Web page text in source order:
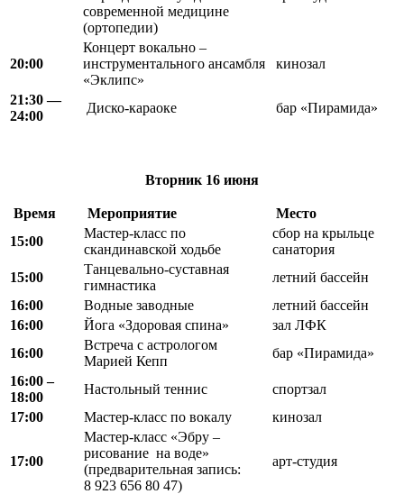
современной медицине
(ортопедии)
20:00
Концерт вокально –
инструментального ансамбля
«Эклипс»
кинозал
21:30 —
24:00
Диско-караоке бар «Пирамида»
Вторник 16 июня
Время Мероприятие
Место
15:00
Мастер-класс по
скандинавской ходьбе
сбор на крыльце
санатория
15:00
Танцевально-суставная
гимнастика
летний бассейн
16:00
Водные заводные
летний бассейн
16:00
Йога «Здоровая спина»
зал ЛФК
16:00
Встреча с астрологом
Марией Кепп
бар «Пирамида»
16:00 –
18:00
Настольный теннис
спортзал
17:00
Мастер-класс по вокалу кинозал
17:00
Мастер-класс «Эбру –
рисование на воде»
(предварительная запись:
8 923 656 80 47)
арт-студия